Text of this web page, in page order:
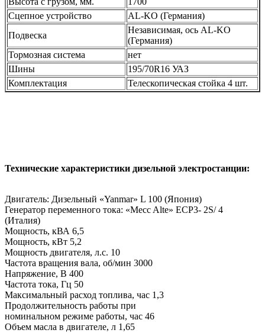
Сцепное устройство
AL-KO (Германия)
Подвеска
Независимая, ось AL-KO
(Германия)
Тормозная система
нет
Шины
195/70R16 УАЗ
Комплектация
Телескопическая стойка 4 шт.
Технические характеристики дизельной электростанции:
Двигатель: Дизельный «Yanmar» L 100 (Япония)
Генератор переменного тока: «Mecc Alte» ECP3- 2S/ 4
(Италия)
Мощность, кВА 6,5
Мощность, кВт 5,2
Мощность двигателя, л.с. 10
Частота вращения вала, об/мин 3000
Напряжение, В 400
Частота тока, Гц 50
Максимальный расход топлива, час 1,3
Продолжительность работы при
номинальном режиме работы, час 46
Объем масла в двигателе, л 1,65